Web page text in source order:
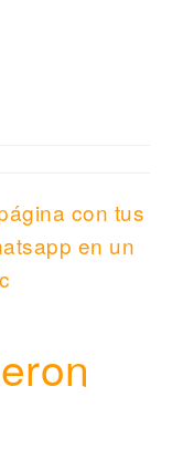
con tus
en un